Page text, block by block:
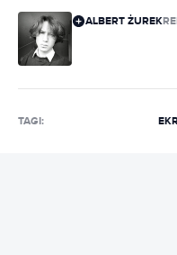
ALBERT ŻUREK
TAGI: